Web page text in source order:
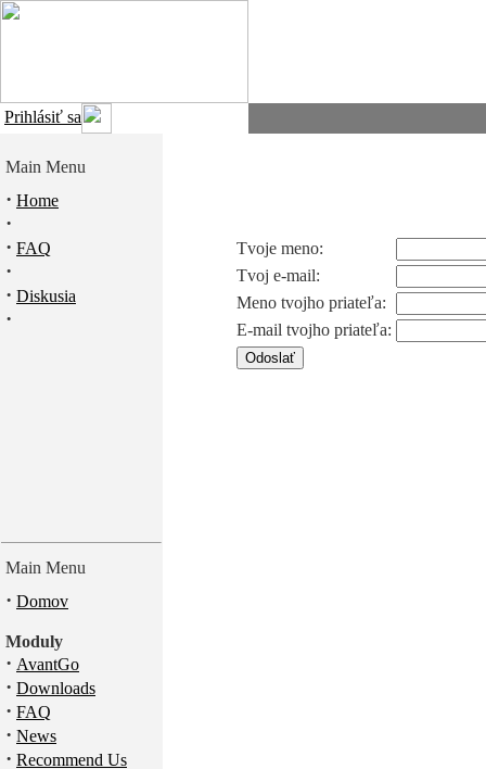
Prihlásiť sa
Main Menu
· Home
·
· FAQ
·
· Diskusia
·
Main Menu
· Domov
Moduly
· AvantGo
· Downloads
· FAQ
· News
· Recommend Us
Tvoje meno:
Tvoj e-mail:
Meno tvojho priateľa:
E-mail tvojho priateľa: